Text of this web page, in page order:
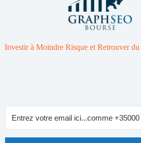
Investir à Moindre Risque et Retrouver